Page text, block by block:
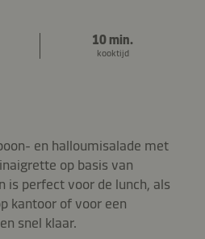
10 min.
kooktijd
en halloumisalade met
op basis van
is perfect voor de lunch, als
kantoor of voor een
snel klaar.